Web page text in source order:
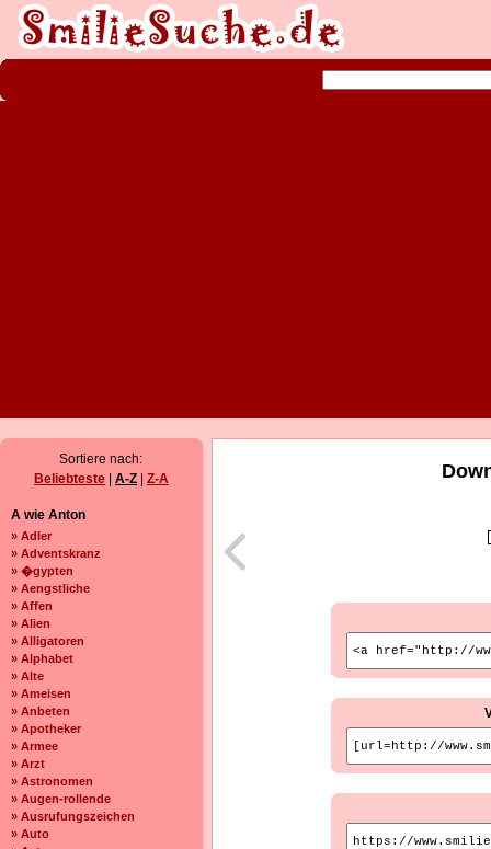
Sortiere nach:
Beliebteste
A-Z Z-A
A wie Anton
» Adler
» Adventskranz
» �gypten
» Aengstliche
» Affen
» Alien
» Alligatoren
» Alphabet
» Alte
» Ameisen
» Anbeten
» Apotheker
» Armee
» Arzt
» Astronomen
» Augen-rollende
» Ausrufungszeichen
» Auto